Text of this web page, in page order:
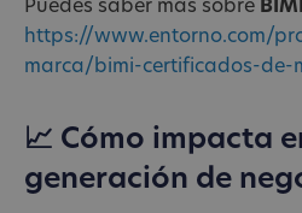
Puedes saber más sobre BIMI
https://www.entorno.com/
marca/bimi-certificados-de-
📈 Cómo impacta
generación de